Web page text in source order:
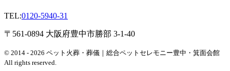
TEL:0120-5940-31
〒561-0894 大阪府豊中市勝部 3-1-40
© 2014 - 2026 ペット火葬・葬儀｜総合ペットセレモニー豊中・箕面会館
All rights reserved.